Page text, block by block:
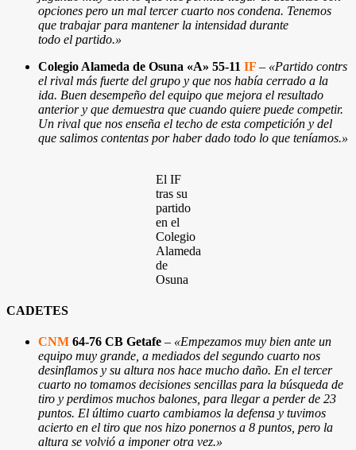
opciones pero un mal tercer cuarto nos condena. Tenemos
que trabajar para mantener la intensidad durante
todo el partido.»
Colegio Alameda de Osuna «A» 55-11 IF – «Partido contrs
el rival más fuerte del grupo y que nos había cerrado a la
ida. Buen desempeño del equipo que mejora el resultado
anterior y que demuestra que cuando quiere puede competir.
Un rival que nos enseña el techo de esta competición y del
que salimos contentas por haber dado todo lo que teníamos.»
El IF
tras su
partido
en el
Colegio
Alameda
de
Osuna
CADETES
CNM 64-76 CB Getafe – «Empezamos muy bien ante un
equipo muy grande, a mediados del segundo cuarto nos
desinflamos y su altura nos hace mucho daño. En el tercer
cuarto no tomamos decisiones sencillas para la búsqueda de
tiro y perdimos muchos balones, para llegar a perder de 23
puntos. El último cuarto cambiamos la defensa y tuvimos
acierto en el tiro que nos hizo ponernos a 8 puntos, pero la
altura se volvió a imponer otra vez.»